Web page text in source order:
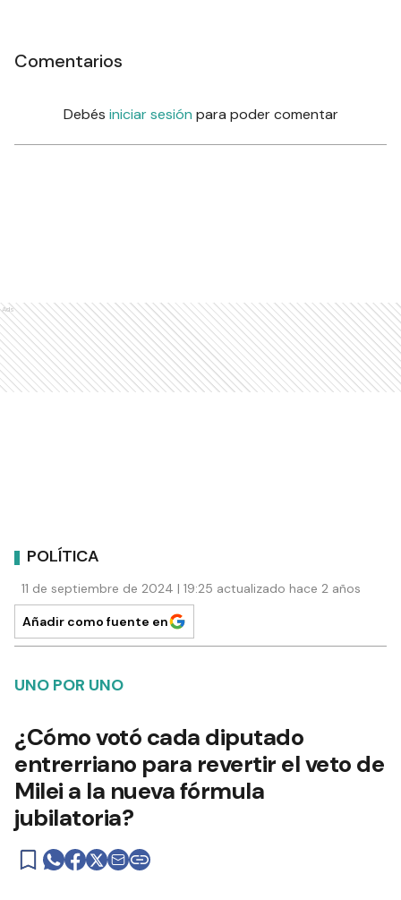
Comentarios
Debés iniciar sesión para poder comentar
Ads
POLÍTICA
11 de septiembre de 2024 | 19:25 actualizado hace 2 años
Añadir como fuente en
UNO POR UNO
¿Cómo votó cada diputado
entrerriano para revertir el veto de
Milei a la nueva fórmula
jubilatoria?